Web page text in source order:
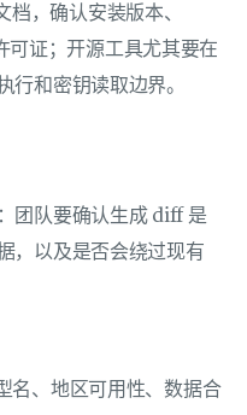
，确认安装版本、
证；开源工具尤其要在
行和密钥读取边界。
团队要确认生成 diff 是
，以及是否会绕过现有
名、地区可用性、数据合